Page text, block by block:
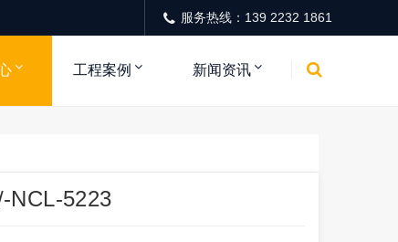
服务热线：139 2232 1861
工程案例 新闻资讯
NCL-5223